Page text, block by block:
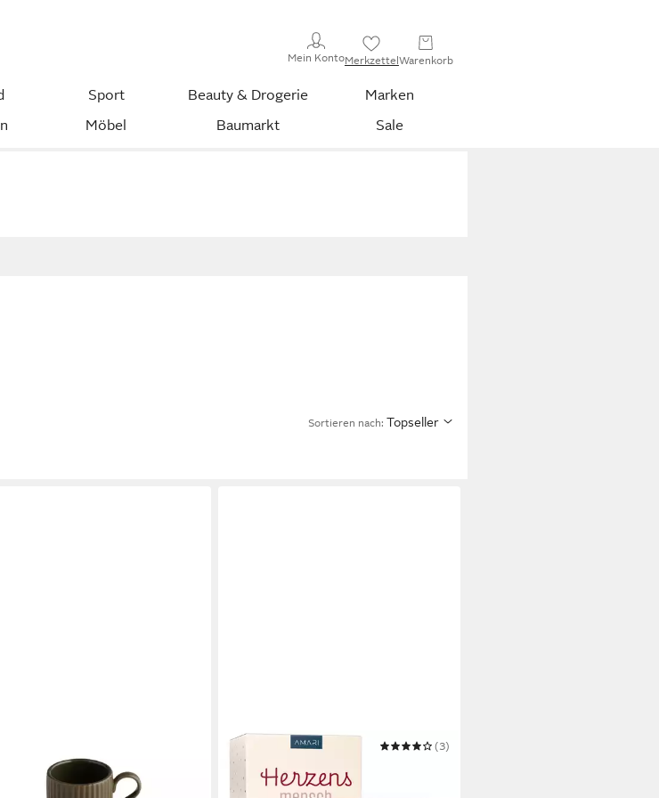
Mein KontoMerkzettelWarenkorb
Sport Beauty & Drogerie
Marken
Möbel Baumarkt Sale
Sortieren nach: Topseller
THE GRID
39,99 €
AMARI
Tasse Herzensmensch hochwertige
Goldveredelung (Nr. 21)
(3)